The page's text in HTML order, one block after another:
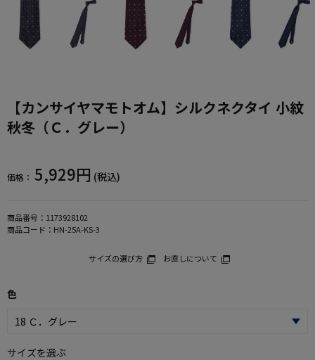
【カンサイヤマモトオム】シルクネクタイ 小紋
秋冬（Ｃ．グレー）
価格： 5,929円 (税込)
商品番号： 1173928102
商品コード： HN-25A-KS-3
サイズの選び方 お直しについて
色
サイズを選ぶ